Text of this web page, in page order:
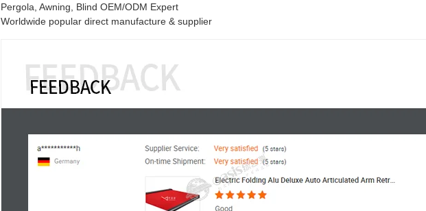
Pergola, Awning, Blind OEM/ODM Expert
Worldwide popular direct manufacture & supplier